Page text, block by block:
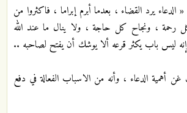
يرد القضاء ، بعدما أبرم إبراما ، فاكثروا من
رحمة ، ونجاح كل حاجة ، ولا ينال ما عند الله
ليس باب يكثر قرعه ألا يوشك أن يفتح لصاحبه ..
الدعاء ، وأنه من الاسباب الفعالة في دفع